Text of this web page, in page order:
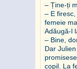
– Ține-ți
– E
femeie
Adăugă-l
– Bine,
Dar
copil. La